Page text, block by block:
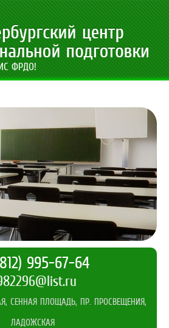
ФРДО!
995-67-64
СЕННАЯ ПЛОЩАДЬ, ПР. ПРОСВЕЩЕНИЯ,
ЛАДОЖСКАЯ